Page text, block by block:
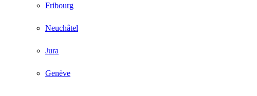
Fribourg
Neuchâtel
Jura
Genève